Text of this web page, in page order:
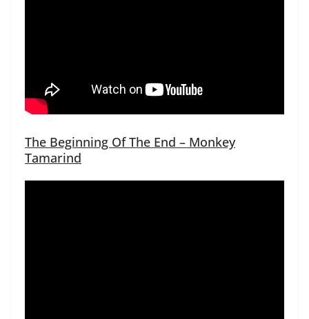
The Beginning Of The End – Monkey
Tamarind